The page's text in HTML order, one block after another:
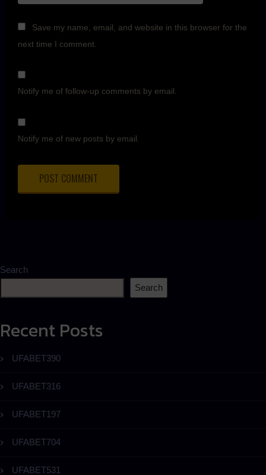
Save my name, email, and website in this browser for the
next time I comment.
Notify me of follow-up comments by email.
Notify me of new posts by email.
Search
Search
Recent Posts
UFABET390
UFABET316
UFABET197
UFABET704
UFABET531